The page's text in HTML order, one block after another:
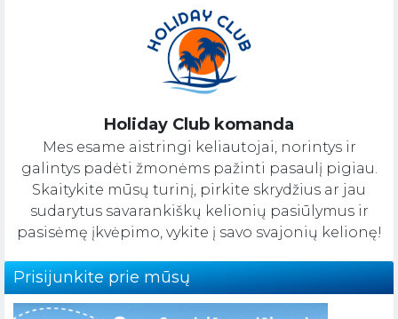
Holiday Club komanda
Mes esame aistringi keliautojai, norintys ir
galintys padėti žmonėms pažinti pasaulį pigiau.
Skaitykite mūsų turinį, pirkite skrydžius ar jau
sudarytus savarankiškų kelionių pasiūlymus ir
pasisėmę įkvėpimo, vykite į savo svajonių kelionę!
Prisijunkite prie mūsų